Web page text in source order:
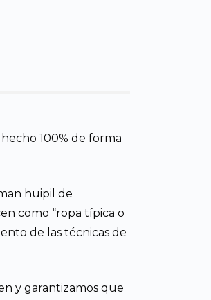
100% de forma
huipil de
como “ropa típica o
de las técnicas de
y garantizamos que